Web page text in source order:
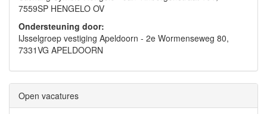
7559SP HENGELO OV
Ondersteuning door:
IJsselgroep vestiging Apeldoorn - 2e Wormenseweg 80,
7331VG APELDOORN
Open vacatures